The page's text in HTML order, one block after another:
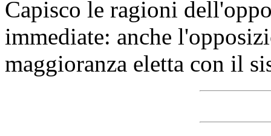
Capisco le ragioni
immediate: anche
maggioranza eletta con il